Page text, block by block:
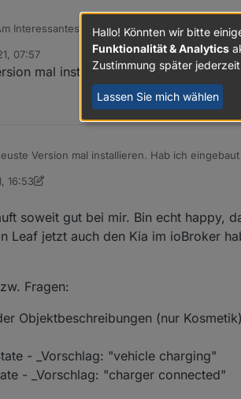
Interessantesten für mich persönlich wäre
Batterie abfragen zu können :-)
07:57
mal installieren. Hab ich
Version mal installieren. Hab ich
16:53
soweit gut bei mir. Bin echt happy,
Leaf jetzt auch den Kia im ioBroker
Fragen:
Objektbeschreibungen (nur Kosmetik)
- _Vorschlag: "vehicle charging"
- _Vorschlag: "charger connected"
Hallo! Könnten wir bitte
Funktionalität & Analytics
Zustimmung später
Lassen Sie mich wählen